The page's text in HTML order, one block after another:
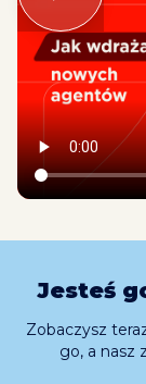
Nowi agenci
produktowe,
Otrzymujesz
dostęp do
biura w
Jesteś
Zobaczysz
go, a nasz